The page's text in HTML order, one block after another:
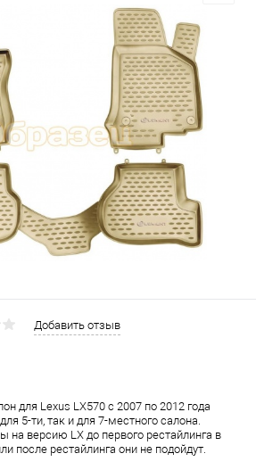
Добавить отзыв
для Lexus LX570 с 2007 по 2012 года
5-ти, так и для 7-местного салона.
на версию LX до первого рестайлинга в
после рестайлинга они не подойдут.